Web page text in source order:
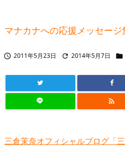
マナカナへの応援メッセー
 2011年5月23日  2014年5月7日 

三倉茉奈オフィシャルブログ「